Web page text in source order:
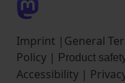
Imprint | General
Policy | Product
Accessibility |